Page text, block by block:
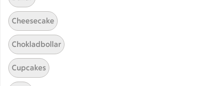
Cheesecake
Chokladbollar
Cupcakes